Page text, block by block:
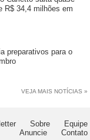
R$ 34,4 milhões em
preparativos para o
VEJA MAIS NOTÍCIAS »
Sobre
Equipe
Anuncie
Contato